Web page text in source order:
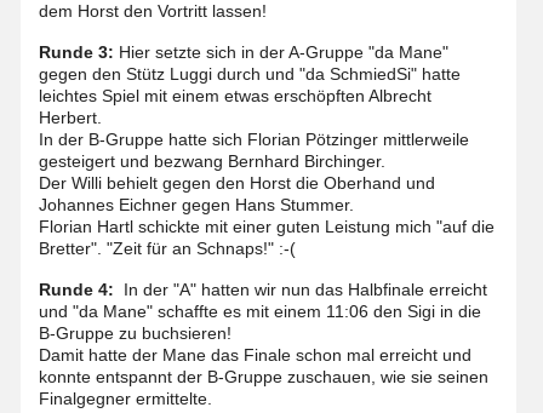
dem Horst den Vortritt lassen!
Runde 3: Hier setzte sich in der A-Gruppe "da Mane"
gegen den Stütz Luggi durch und "da SchmiedSi" hatte
leichtes Spiel mit einem etwas erschöpften Albrecht
Herbert.
In der B-Gruppe hatte sich Florian Pötzinger mittlerweile
gesteigert und bezwang Bernhard Birchinger.
Der Willi behielt gegen den Horst die Oberhand und
Johannes Eichner gegen Hans Stummer.
Florian Hartl schickte mit einer guten Leistung mich "auf die
Bretter". "Zeit für an Schnaps!" :-(
Runde 4: In der "A" hatten wir nun das Halbfinale erreicht
und "da Mane" schaffte es mit einem 11:06 den Sigi in die
B-Gruppe zu buchsieren!
Damit hatte der Mane das Finale schon mal erreicht und
konnte entspannt der B-Gruppe zuschauen, wie sie seinen
Finalgegner ermittelte.